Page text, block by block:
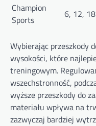
Champion
Sports
6, 12, 18
Wybierając przeszkody
wysokości, które
treningowym.
wszechstronność,
wyższe przeszkody do
materiału wpływa na
zazwyczaj bardziej